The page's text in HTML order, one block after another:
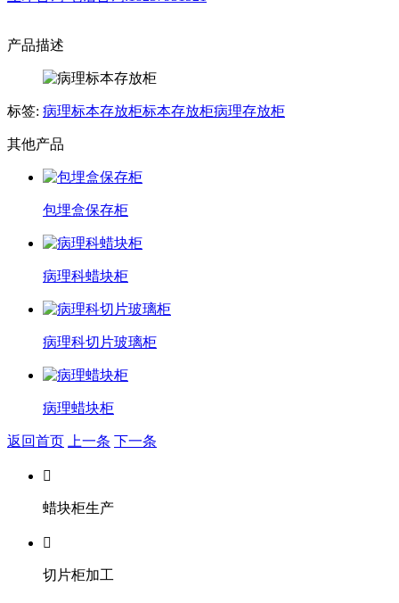
产品描述
标签: 病理标本存放柜标本存放柜病理存放柜
其他产品
包埋盒保存柜
病理科蜡块柜
病理科切片玻璃柜
病理蜡块柜
返回首页 上一条 下一条

蜡块柜生产

切片柜加工